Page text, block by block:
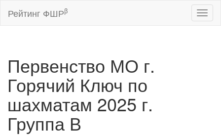
Рейтинг ФШРβ
Первенство МО г.
Горячий Ключ по
шахматам 2025 г.
Группа В